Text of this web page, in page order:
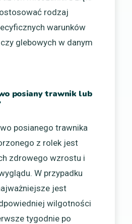
rodzaj
warunków
glebowych w danym
posiany trawnik lub
posianego trawnika
z rolek jest
zdrowego wzrostu i
W przypadku
jest
wilgotności
tygodnie po